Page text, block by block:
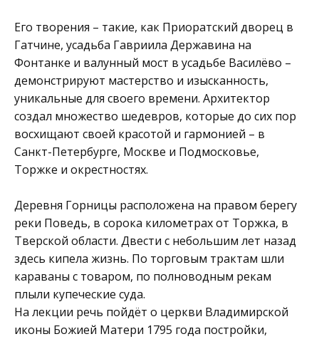
Его творения – такие, как Приоратский дворец в
Гатчине, усадьба Гавриила Державина на
Фонтанке и валунный мост в усадьбе Василёво –
демонстрируют мастерство и изысканность,
уникальные для своего времени. Архитектор
создал множество шедевров, которые до сих пор
восхищают своей красотой и гармонией – в
Санкт-Петербурге, Москве и Подмосковье,
Торжке и окрестностях.
Деревня Горницы расположена на правом берегу
реки Поведь, в сорока километрах от Торжка, в
Тверской области. Двести с небольшим лет назад
здесь кипела жизнь. По торговым трактам шли
караваны с товаром, по полноводным рекам
плыли купеческие суда.
На лекции речь пойдёт о церкви Владимирской
иконы Божией Матери 1795 года постройки,